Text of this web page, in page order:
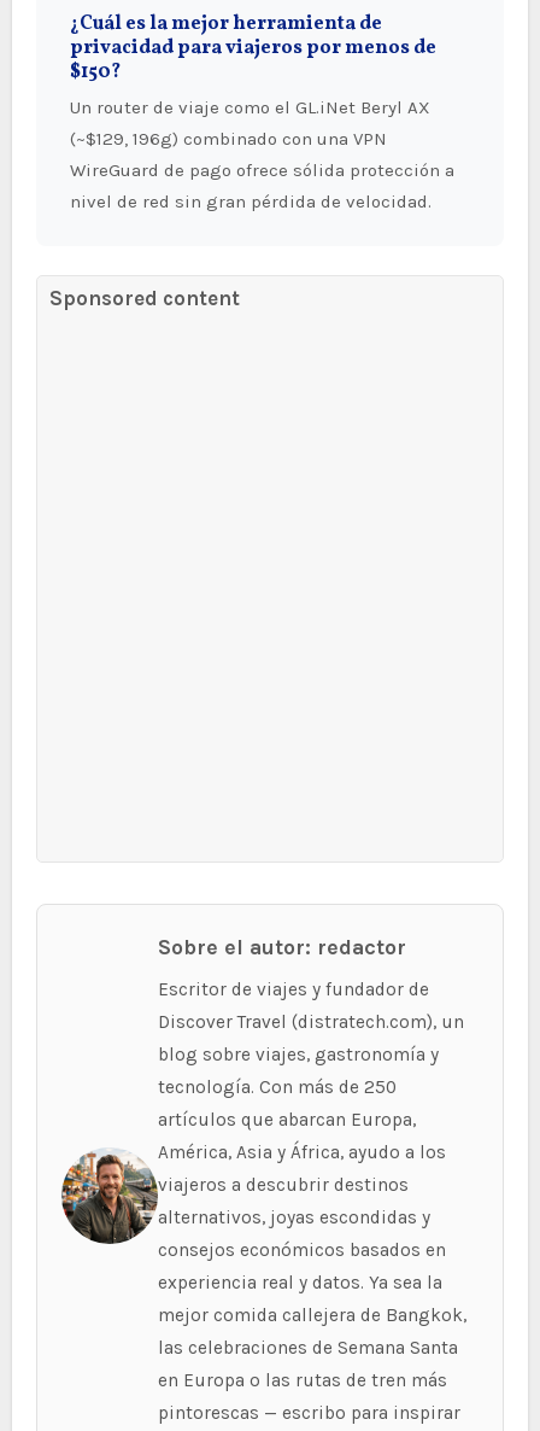
¿Cuál es la mejor herramienta de
privacidad para viajeros por menos de
$150?
Un router de viaje como el GL.iNet Beryl AX
(~$129, 196g) combinado con una VPN
WireGuard de pago ofrece sólida protección a
nivel de red sin gran pérdida de velocidad.
Sponsored content
Sobre el autor: redactor
Escritor de viajes y fundador de
Discover Travel (distratech.com), un
blog sobre viajes, gastronomía y
tecnología. Con más de 250
artículos que abarcan Europa,
América, Asia y África, ayudo a los
viajeros a descubrir destinos
alternativos, joyas escondidas y
consejos económicos basados en
experiencia real y datos. Ya sea la
mejor comida callejera de Bangkok,
las celebraciones de Semana Santa
en Europa o las rutas de tren más
pintorescas — escribo para inspirar